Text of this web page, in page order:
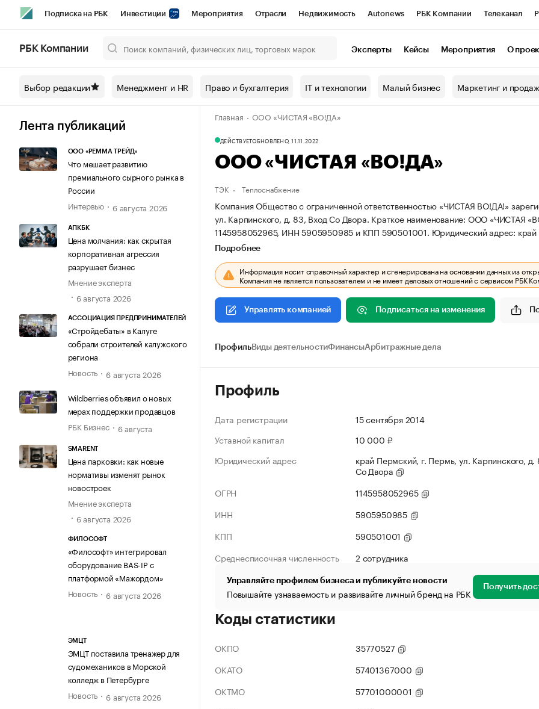
Подписка на РБК Инвестиции Мероприятия Отрасли Недвижимость Autonews РБК Компании Телеканал
Спецпроекты СПб Конференции СПб Спецпроекты Проверка контрагентов
Технологии и медиа Рынок наличной валюты
РБК Компании Эксперты Кейсы Мероприятия О
Выбор редакции Менеджмент и HR Право и бухгалтерия IT и технологии Малый бизнес Маркетинг и
Лента публикаций
ООО «РЕММА ТРЕЙД»
Что мешает развитию
премиального сырного рынка в
России
Интервью
6 августа 2026
АПКБК
Цена молчания: как скрытая
корпоративная агрессия
разрушает бизнес
Мнение эксперта
6 августа 2026
АССОЦИАЦИЯ ПРЕДПРИНИМАТЕЛЕЙ
«Стройдебаты» в Калуге
собрали строителей калужского
региона
Новость
6 августа 2026
Wildberries объявил о новых
мерах поддержки продавцов
РБК Бизнес
6 августа
SMARENT
Цена парковки: как новые
нормативы изменят рынок
новостроек
Мнение эксперта
6 августа 2026
ФИЛОСОФТ
«Философт» интегрировал
оборудование BAS-IP с
платформой «Мажордом»
Новость
6 августа 2026
ЭМЦТ
ЭМЦТ поставила тренажер для
судомехаников в Морской
колледж в Петербурге
Новость
6 августа 2026
Главная ООО «ЧИСТАЯ «ВО!ДА»
ДЕЙСТВУЕТОБНОВЛЕНО, 11.11.2022
ООО «ЧИСТАЯ «ВО!ДА»
ТЭК Теплоснабжение
Компания Общество с ограниченной ответственностью «ЧИСТАЯ ВО!ДА!»
ул. Карпинского, д. 83, Вход Со Двора. Краткое наименование: ООО «ЧИСТАЯ
1145958052965, ИНН 5905950985 и КПП 590501001. Юридический адрес:
Подробнее
Информация носит справочный характер и сгенерирована на основании данных из
Компания не является пользователем и не имеет деловых отношений с сервисом РБК
Управлять компанией Подписаться на изменения
ПрофильВиды деятельностиФинансыАрбитражные дела
Профиль
Дата регистрации
15 сентября 2014
Уставной капитал
10 000 ₽
Юридический адрес
край Пермский, г. Пермь, ул. Карпинского, д.
Со Двора
ОГРН
1145958052965
ИНН
5905950985
КПП
590501001
Среднесписочная численность
2 сотрудника
Управляйте профилем бизнеса и публикуйте новости
Повышайте узнаваемость и развивайте личный бренд на РБК Получить
Коды статистики
ОКПО
35770527
ОКАТО
57401367000
ОКТМО
57701000001